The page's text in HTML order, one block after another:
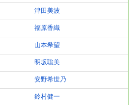
津田美波
福原香織
山本希望
明坂聡美
安野希世乃
鈴村健一